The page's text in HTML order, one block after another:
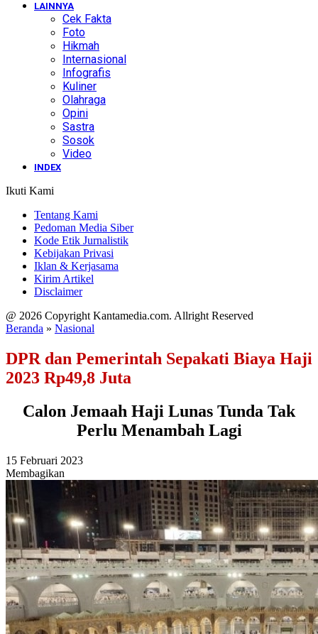
LAINNYA
Cek Fakta
Foto
Hikmah
Internasional
Infografis
Kuliner
Olahraga
Opini
Sastra
Sosok
Video
INDEX
Ikuti Kami
Tentang Kami
Pedoman Media Siber
Kode Etik Jurnalistik
Kebijakan Privasi
Iklan & Kerjasama
Kirim Artikel
Disclaimer
@ 2026 Copyright Kantamedia.com. Allright Reserved
Beranda » Nasional
DPR dan Pemerintah Sepakati Biaya Haji
2023 Rp49,8 Juta
Calon Jemaah Haji Lunas Tunda Tak
Perlu Menambah Lagi
15 Februari 2023
Membagikan